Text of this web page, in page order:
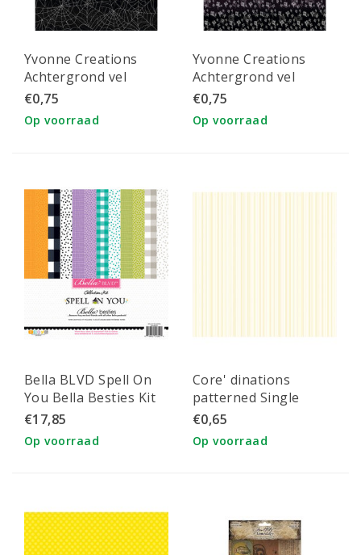
Yvonne Creations
Achtergrond vel
enkelzijdig A4 Happy
Halloween
€0,75
Op voorraad
Yvonne Creations
Achtergrond vel
enkelzijdig A4 Happy
Halloween
€0,75
Op voorraad
Bella BLVD Spell On
You Bella Besties Kit
12x12"
€17,85
Op voorraad
Core' dinations
patterned Single
Sided 12x12" Cream
Stripe
€0,65
Op voorraad